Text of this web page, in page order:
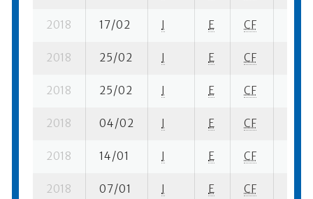
2018 17/02 I E CF
2018 25/02 I E CF
2018 25/02 I E CF
2018 04/02 I E CF
2018 14/01 I E CF
2018 07/01 I E CF